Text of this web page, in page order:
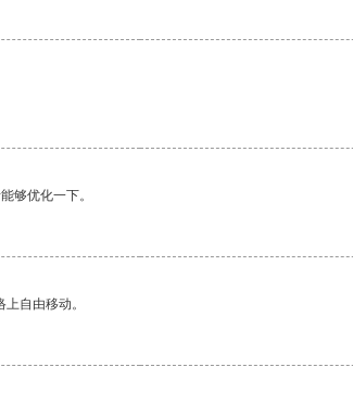
够优化一下。
自由移动。